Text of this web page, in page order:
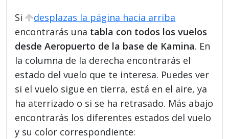
Si
desplazas la página hacia arriba
encontrarás una tabla con todos los vuelos
desde Aeropuerto de la base de Kamina. En
la columna de la derecha encontrarás el
estado del vuelo que te interesa. Puedes ver
si el vuelo sigue en tierra, está en el aire, ya
ha aterrizado o si se ha retrasado. Más abajo
encontrarás los diferentes estados del vuelo
y su color correspondiente: